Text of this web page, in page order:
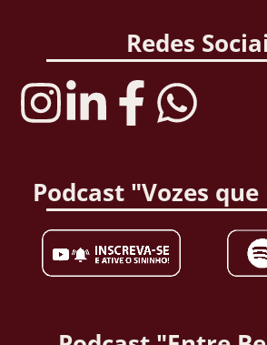
Redes
Podcast "Vozes